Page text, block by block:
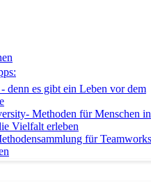
denn es gibt ein Leben vor dem
Methoden für Menschen in
Vielfalt erleben
für